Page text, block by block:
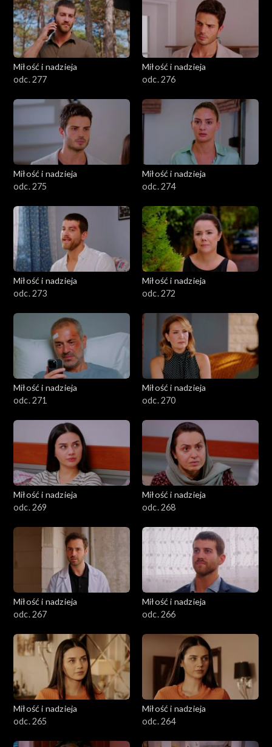
Miłość i nadzieja
odc. 277
Miłość i nadzieja
odc. 276
Miłość i nadzieja
odc. 275
Miłość i nadzieja
odc. 274
Miłość i nadzieja
odc. 273
Miłość i nadzieja
odc. 272
Miłość i nadzieja
odc. 271
Miłość i nadzieja
odc. 270
Miłość i nadzieja
odc. 269
Miłość i nadzieja
odc. 268
Miłość i nadzieja
odc. 267
Miłość i nadzieja
odc. 266
Miłość i nadzieja
odc. 265
Miłość i nadzieja
odc. 264